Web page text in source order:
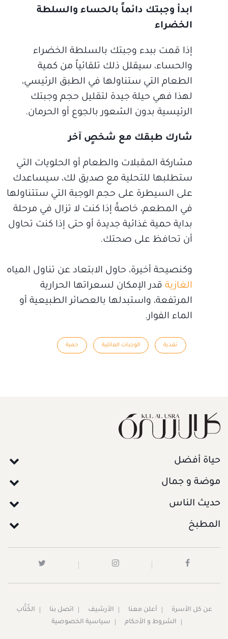
ابدأ وجبتك دائماً بالحساء والسلطة
الخضراء
إذا قمت ببدء وجبتك بالسلطة الخضراء
والحساء، سيقلل ذلك تلقائياً من كمية
الطعام التي ستناولها في الطبق الرئيسي،
لهذا فهي حيلة جيدة لتقليل حجم وجبتك
الرئيسية بدون الشعور بالجوع أو الحرمان.
شارك طبقك مع شخصٍ آخر
مشاركة المقبلات والطعام أو الحلويات التي
ستطلبها للتحلية مع صديق لك، سيساعدك
على السيطرة على حجم الوجبة التي ستتناولها
في المطعم، خاصةً إذا كنت لا تزال في مرحلة
بداية حمية غذائية جديدة أو حتى إذا كنت تحاول
أن تحافظ على صحتك.
وكنصيحة أخيرة، حاول الابتعاد عن تناول المياه
الغازية قدر الإمكان لسعراتها الحرارية
المرتفعة، واستبدلها بالعصائر الطبيعية أو
الماء الفوار.
تغذية الوجبات العائلية حمية
حياة أفضل
موضة و جمال
حديث الناس
المطبخ
عن كل الأسرة أعلن معنا الأرشيف اتصل بنا
الكُتَّاب
الشروط و الأحكام
سياسية الخصوصية